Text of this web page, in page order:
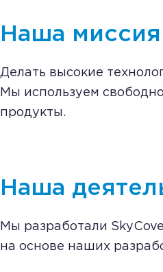
Наша миссия
Делать высокие
Мы используем
продукты.
Наша
Мы разработали
на основе наших